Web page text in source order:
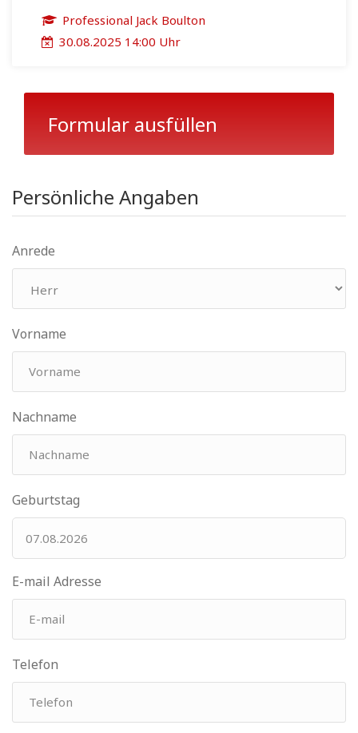
Professional Jack Boulton
30.08.2025 14:00 Uhr
Formular ausfüllen
Persönliche Angaben
Anrede
Vorname
Nachname
Geburtstag
E-mail Adresse
Telefon